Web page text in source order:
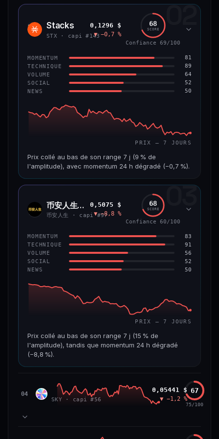
CAP. MARCHÉ VOLUME 24 H
VAR. 7 J VAR. 30 J
−9,9 %
VS ATH
−55,9 %
CONFIANCE 66/100
02
STX Stacks
STX · capi #143
0,1296 $
▼ −0,7 %
68
SCORE
Confiance 69/100
MOMENTUM 81
TECHNIQUE 89
VOLUME 64
SOCIAL 52
NEWS 50
PRIX — 7 JOURS
Prix collé au bas de son range 7 j (9 % de
l'amplitude), avec momentum 24 h dégradé (−0,7 %).
CAP. MARCHÉ VOLUME 24 H
VAR. 7 J VAR. 30 J
−22,2 %
VS ATH
−96,6 %
RANG CAPI.
#143
CONFIANCE 69/100
03
币安
人生
币安人生 (BinanceLife)
币安人生 · capi #97
0,5075 $
▼ −8,8 %
68
SCORE
Confiance 60/100
MOMENTUM 83
TECHNIQUE 91
VOLUME 56
SOCIAL 52
NEWS 50
PRIX — 7 JOURS
Prix collé au bas de son range 7 j (15 % de
l'amplitude), tandis que momentum 24 h dégradé
(−8,8 %).
508 M$ 8,7 M$
VAR. 7 J VAR. 30 J
04 SKY Sky
SKY · capi #56
0,05441 $
▼ −1,2 %
67
75/100
78